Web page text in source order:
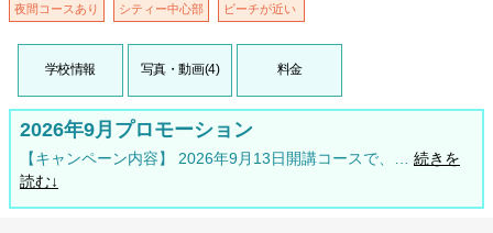
夜間コースあり シティー中心部 ビーチが近い
学校情報 写真・動画(4) 料金
2026年9月プロモーション
【キャンペーン内容】 2026年9月13日開講コースで、… 続きを
読む↓